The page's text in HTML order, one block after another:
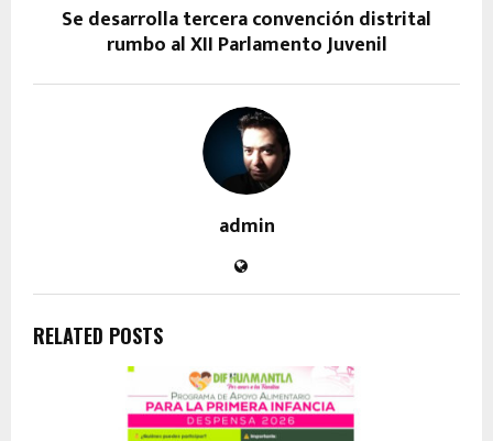
Se desarrolla tercera convención distrital
rumbo al XII Parlamento Juvenil
admin
RELATED POSTS